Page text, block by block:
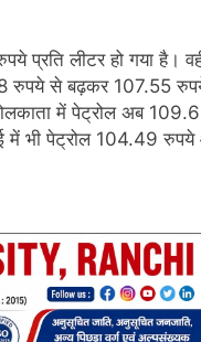
प्रति लीटर हो गया है।
से बढ़कर 107.55 रुपये
में पेट्रोल अब
में भी पेट्रोल 104.49